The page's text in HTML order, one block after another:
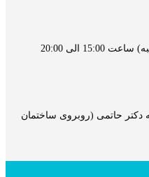
الی 20:00
دکتر حاتمی (روبروی ساختمان